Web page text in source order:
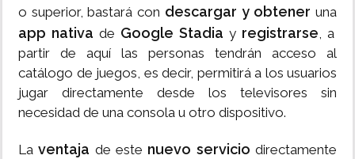
o superior, bastará con descargar y obteneruna
app nativa de Google Stadia y registrarse, a
partir de aquí las personas tendrán acceso al
catálogo de juegos, es decir, permitirá a los usuarios
jugar directamente desde los televisores sin
necesidad de una consola u otro dispositivo.
Laventaja de este nuevo serviciodirectamente